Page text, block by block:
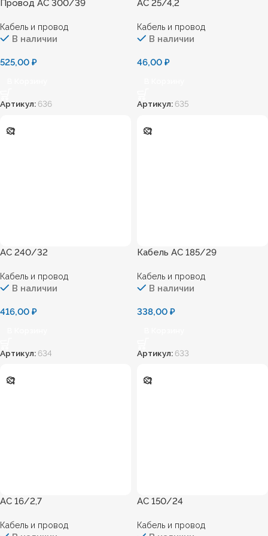
Провод АС 300/39
Кабель и провод
В наличии
525,00 ₽
Артикул: 636
АС 25/4,2
Кабель и провод
В наличии
46,00 ₽
Артикул: 635
АС 240/32
Кабель и провод
В наличии
416,00 ₽
Артикул: 634
Кабель АС 185/29
Кабель и провод
В наличии
338,00 ₽
Артикул: 633
АС 16/2,7
Кабель и провод
АС 150/24
Кабель и провод